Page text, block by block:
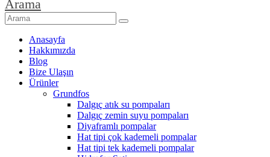
Arama
Anasayfa
Hakkımızda
Blog
Bize Ulaşın
Ürünler
Grundfos
Dalgıç atık su pompaları
Dalgıç zemin suyu pompaları
Diyaframlı pompalar
Hat tipi çok kademeli pompalar
Hat tipi tek kademeli pompalar